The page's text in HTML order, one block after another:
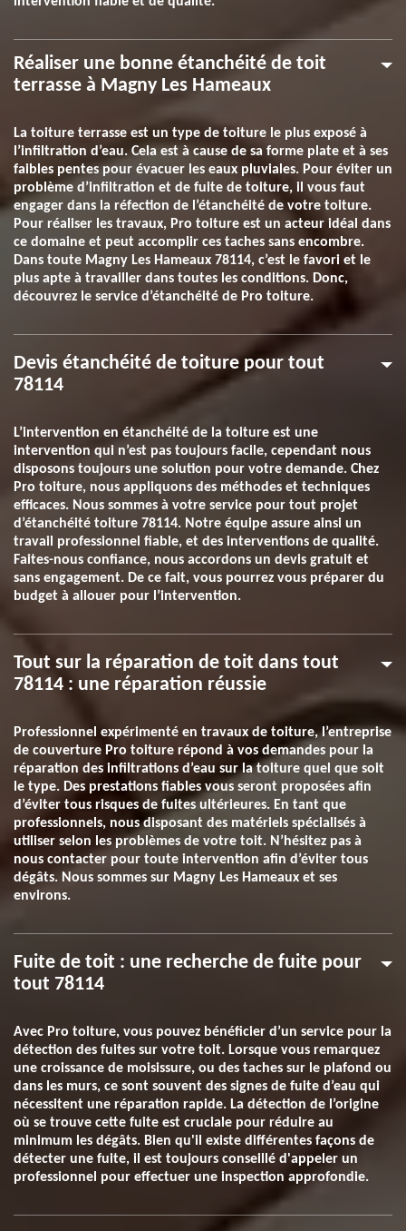
Réaliser une bonne étanchéité de toit
terrasse à Magny Les Hameaux
La toiture terrasse est un type de toiture le plus exposé à
l’infiltration d’eau. Cela est à cause de sa forme plate et à ses
faibles pentes pour évacuer les eaux pluviales. Pour éviter un
problème d’infiltration et de fuite de toiture, il vous faut
engager dans la réfection de l’étanchéité de votre toiture.
Pour réaliser les travaux, Pro toiture est un acteur idéal dans
ce domaine et peut accomplir ces taches sans encombre.
Dans toute Magny Les Hameaux 78114, c’est le favori et le
plus apte à travailler dans toutes les conditions. Donc,
découvrez le service d’étanchéité de Pro toiture.
Devis étanchéité de toiture pour tout
78114
L’intervention en étanchéité de la toiture est une
intervention qui n’est pas toujours facile, cependant nous
disposons toujours une solution pour votre demande. Chez
Pro toiture, nous appliquons des méthodes et techniques
efficaces. Nous sommes à votre service pour tout projet
d’étanchéité toiture 78114. Notre équipe assure ainsi un
travail professionnel fiable, et des interventions de qualité.
Faites-nous confiance, nous accordons un devis gratuit et
sans engagement. De ce fait, vous pourrez vous préparer du
budget à allouer pour l’intervention.
Tout sur la réparation de toit dans tout
78114 : une réparation réussie
Professionnel expérimenté en travaux de toiture, l’entreprise
de couverture Pro toiture répond à vos demandes pour la
réparation des infiltrations d’eau sur la toiture quel que soit
le type. Des prestations fiables vous seront proposées afin
d’éviter tous risques de fuites ultérieures. En tant que
professionnels, nous disposant des matériels spécialisés à
utiliser selon les problèmes de votre toit. N’hésitez pas à
nous contacter pour toute intervention afin d’éviter tous
dégâts. Nous sommes sur Magny Les Hameaux et ses
environs.
Fuite de toit : une recherche de fuite pour
tout 78114
Avec Pro toiture, vous pouvez bénéficier d’un service pour la
détection des fuites sur votre toit. Lorsque vous remarquez
une croissance de moisissure, ou des taches sur le plafond ou
dans les murs, ce sont souvent des signes de fuite d’eau qui
nécessitent une réparation rapide. La détection de l’origine
où se trouve cette fuite est cruciale pour réduire au
minimum les dégâts. Bien qu'il existe différentes façons de
détecter une fuite, il est toujours conseillé d'appeler un
professionnel pour effectuer une inspection approfondie.